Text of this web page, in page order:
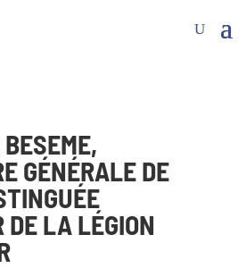
GÉNÉRALE DE
DE LA LÉGION